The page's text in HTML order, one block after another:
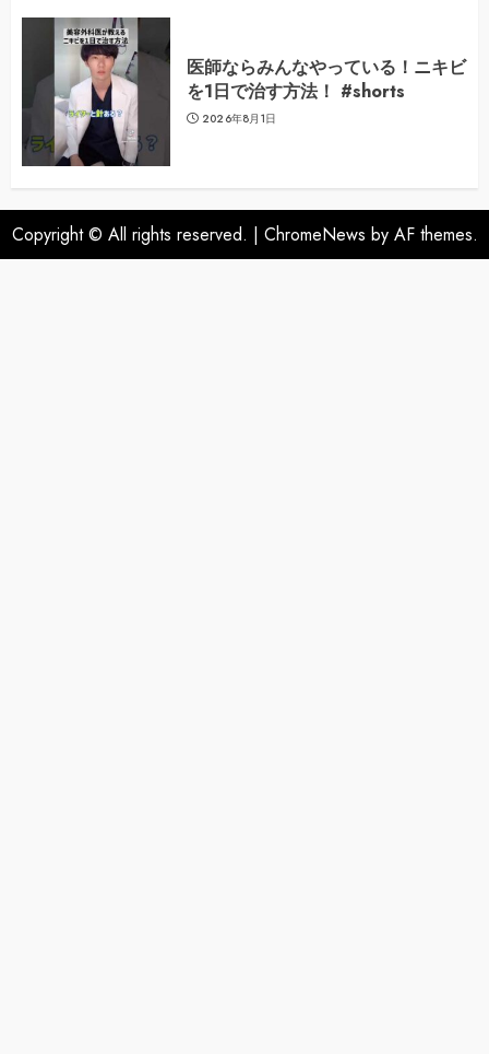
医師ならみんなやっている！ニキビ
を1日で治す方法！ #shorts
2026年8月1日
Copyright © All rights reserved. | ChromeNews by AF themes.